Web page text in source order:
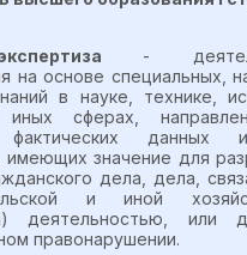
-
на основе специальных,
в науке, технике,
сферах,
фактических данных
имеющих значение для
дела, дела,
и иной
деятельностью, или
правонарушении.